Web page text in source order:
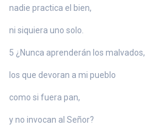
nadie practica el bien,
ni siquiera uno solo.
5 ¿Nunca aprenderán los malvados,
los que devoran a mi pueblo
como si fuera pan,
y no invocan al Señor?